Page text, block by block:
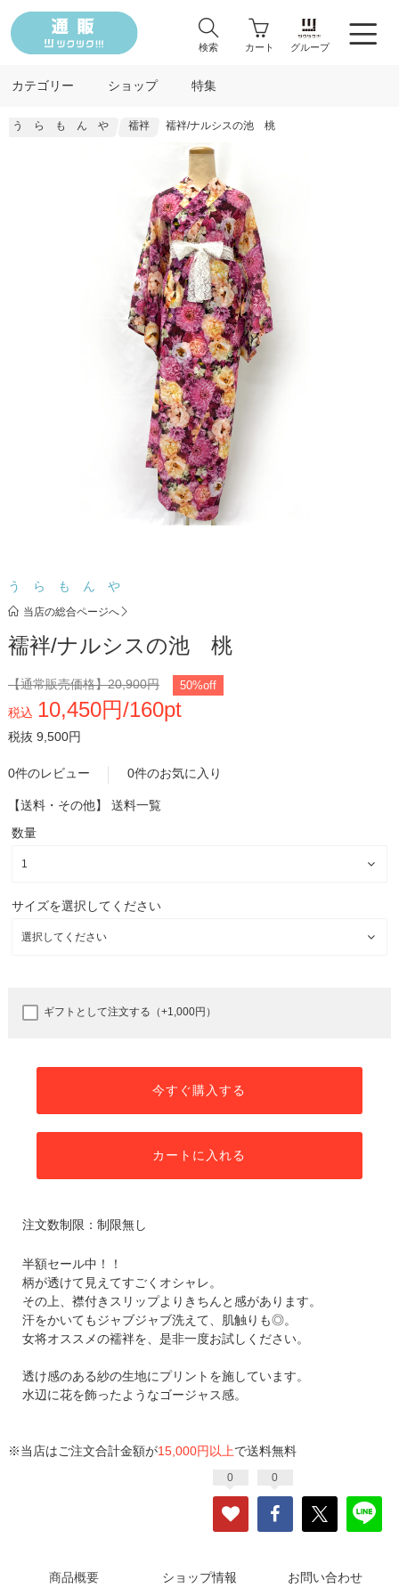
検索 カート グループ
カテゴリー ショップ 特集
う ら も ん や 襦袢 襦袢/ナルシスの池 桃
う ら も ん や
当店の総合ページへ
襦袢/ナルシスの池 桃
【通常販売価格】20,900円 50%off
税込 10,450円/160pt
税抜 9,500円
0件のレビュー 0件のお気に入り
【送料・その他】 送料一覧
数量
サイズを選択してください
ギフトとして注文する（+1,000円）
今すぐ購入する
カートに入れる
注文数制限：制限無し
半額セール中！！
柄が透けて見えてすごくオシャレ。
その上、襟付きスリップよりきちんと感があります。
汗をかいてもジャブジャブ洗えて、肌触りも◎。
女将オススメの襦袢を、是非一度お試しください。
透け感のある紗の生地にプリントを施しています。
水辺に花を飾ったようなゴージャス感。
※当店はご注文合計金額が15,000円以上で送料無料
0 0
商品概要 ショップ情報 お問い合わせ